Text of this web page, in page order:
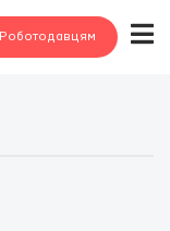
Роботодавцям